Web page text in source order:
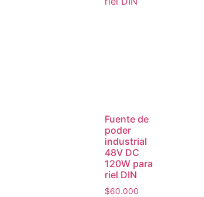
Fuente de
poder
industrial
48V DC
120W para
riel DIN
$60.000